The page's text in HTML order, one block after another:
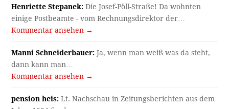
Henriette Stepanek: Die Josef-Pöll-Straße! Da wohnten
einige Postbeamte - vom Rechnungsdirektor der…
Kommentar ansehen →
Manni Schneiderbauer: Ja, wenn man weiß was da steht,
dann kann man…
Kommentar ansehen →
pension heis: Lt. Nachschau in Zeitungsberichten aus dem